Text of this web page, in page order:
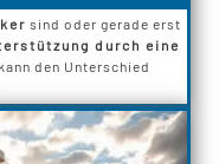
sind oder gerade erst
durch eine
kann den Unterschied